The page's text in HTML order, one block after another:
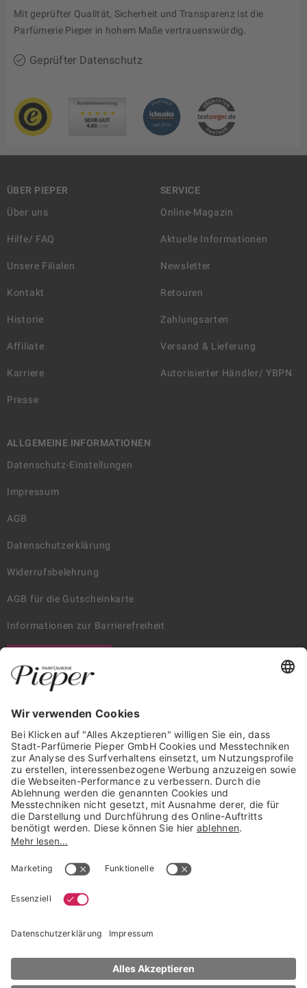
Mit geprüfter Qualität, Sicherheit und Transparenz ist die
Parfümerie Pieper in hohem Maße vertrauenswürdig.
Geprüfter Datenschutz
ÜBER PIEPER
Über uns
Hilfe/ FAQ
Unsere Filialen
Kontakt
Historie
Affiliate
Karriere
Presse
SERVICE
Online-Magazin
Aktuelle Informationen
Newsletter
Retouren
Zahlungsarten
Versand & Lieferung
Autorisierter Händler/ YBPN
ALLGEMEINE INFORMATIONEN
Datenschutz-Einstellungen
Impressum
AGB
Datenschutzerklärung
Widerrufsbelehrung
AGB für die Gutscheinkarte
Informationen zur Barrierefreiheit
Trusted Shops Mitglied seit 2010
* unverbindliche Preisempfehlung der Verbundgruppe beauty alliance
NACH OBEN